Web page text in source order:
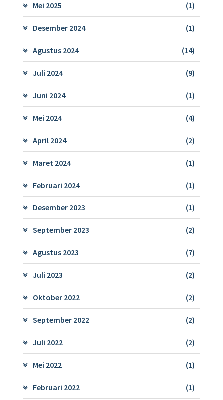
Mei 2025 (1)
Desember 2024 (1)
Agustus 2024 (14)
Juli 2024 (9)
Juni 2024 (1)
Mei 2024 (4)
April 2024 (2)
Maret 2024 (1)
Februari 2024 (1)
Desember 2023 (1)
September 2023 (2)
Agustus 2023 (7)
Juli 2023 (2)
Oktober 2022 (2)
September 2022 (2)
Juli 2022 (2)
Mei 2022 (1)
Februari 2022 (1)